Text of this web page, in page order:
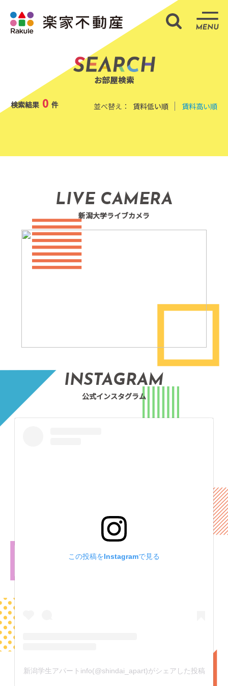
お部屋検索
検索結果 0 件 並べ替え： 賃料低い順 賃料高い順
LIVE CAMERA
新潟大学ライブカメラ
INSTAGRAM
公式インスタグラム
この投稿をInstagramで見る
新潟学生アパートinfo(@shindai_apart)がシェアした投稿